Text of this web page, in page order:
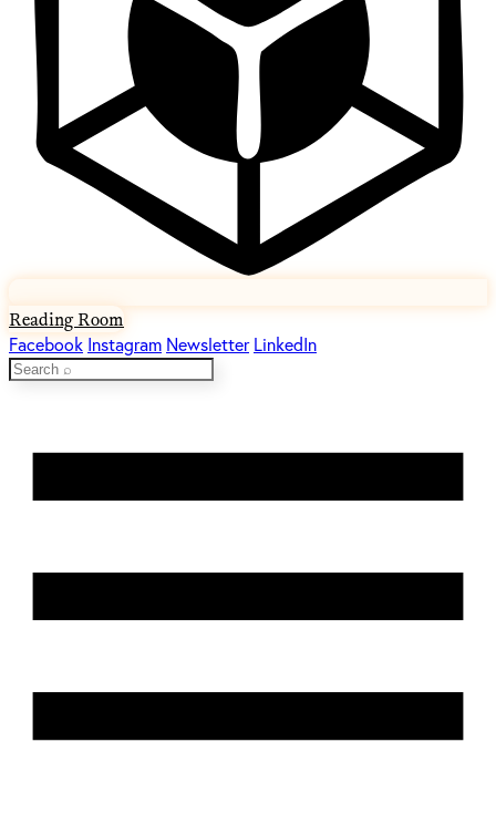
Reading Room
Facebook Instagram Newsletter LinkedIn